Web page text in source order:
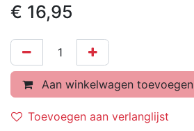
€ 16,95
Aan winkelwagen toevoegen
Toevoegen aan verlanglijst